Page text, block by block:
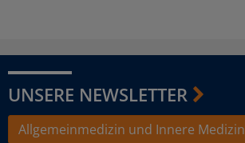
UNSERE NEWSLETTER
Allgemeinmedizin und Innere Medizin